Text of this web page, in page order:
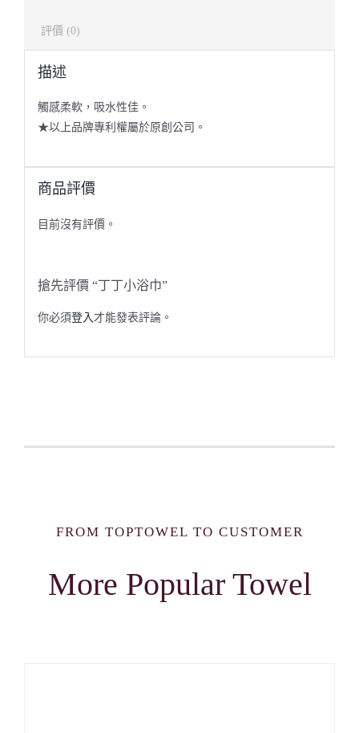
評價 (0)
描述
觸感柔軟，吸水性佳。
★以上品牌專利權屬於原創公司。
商品評價
目前沒有評價。
搶先評價 “丁丁小浴巾”
你必須登入才能發表評論。
FROM TOPTOWEL TO CUSTOMER
More Popular Towel